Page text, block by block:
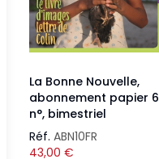
La Bonne Nouvelle,
abonnement papier 6
n°, bimestriel
Réf. ABN10FR
43,00 €